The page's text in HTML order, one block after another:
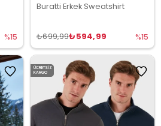
%15
Buratti Erkek Sweatshirt
₺594,99
₺699,99 %15
ÜCRETSIZ
KARGO